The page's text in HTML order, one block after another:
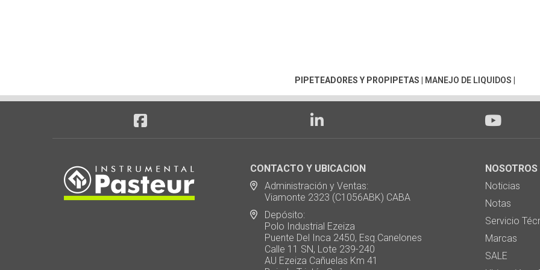
PIPETEADORES Y PROPIPETAS MANEJO DE LIQUIDOS
CONTACTO Y UBICACION
Administración y Ventas:
Viamonte 2323 (C1056ABK) CABA
Depósito:
Polo Industrial Ezeiza
Puente Del Inca 2450, Esq.Canelones
Calle 11 SN, Lote 239-240
AU Ezeiza Cañuelas Km 41
NOSOTROS
Noticias
Notas
Servicio
Marcas
SALE